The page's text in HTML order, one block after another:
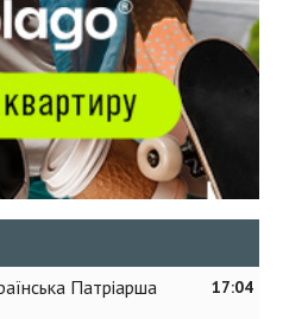
17:04
Патріарша